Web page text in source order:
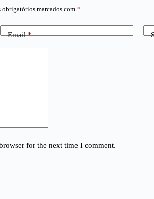
obrigatórios marcados com *
Email*
for the next time I comment.